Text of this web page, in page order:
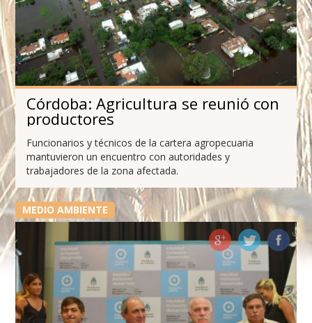
Córdoba: Agricultura se reunió con
productores
Funcionarios y técnicos de la cartera agropecuaria
mantuvieron un encuentro con autoridades y
trabajadores de la zona afectada.
MEDIO AMBIENTE